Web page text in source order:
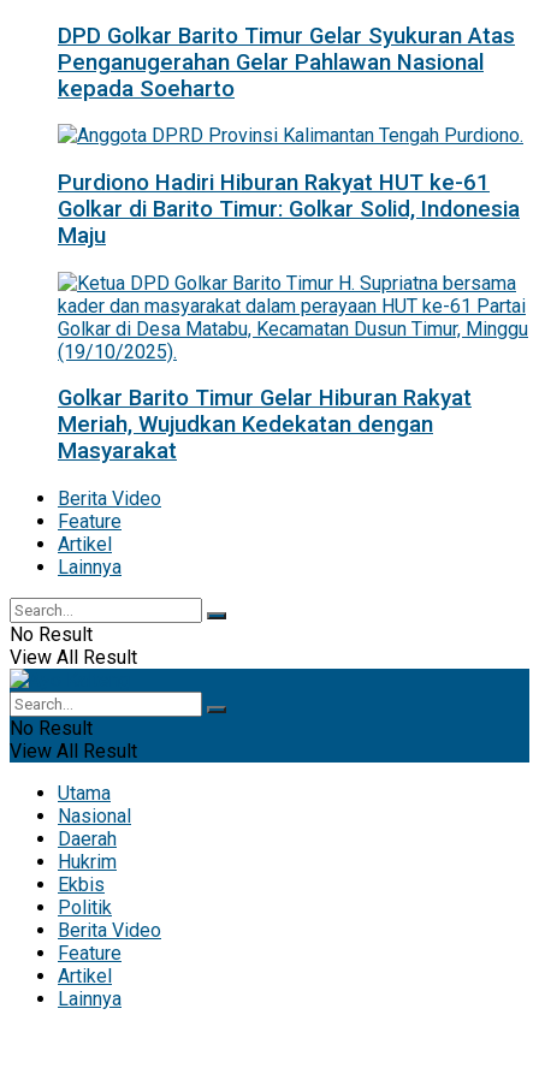
DPD Golkar Barito Timur Gelar Syukuran Atas
Penganugerahan Gelar Pahlawan Nasional
kepada Soeharto
Purdiono Hadiri Hiburan Rakyat HUT ke-61
Golkar di Barito Timur: Golkar Solid, Indonesia
Maju
Golkar Barito Timur Gelar Hiburan Rakyat
Meriah, Wujudkan Kedekatan dengan
Masyarakat
Berita Video
Feature
Artikel
Lainnya
No Result
View All Result
No Result
View All Result
Utama
Nasional
Daerah
Hukrim
Ekbis
Politik
Berita Video
Feature
Artikel
Lainnya